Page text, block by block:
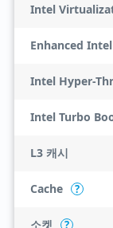
L3 캐시
Cache ?
소켓 ?